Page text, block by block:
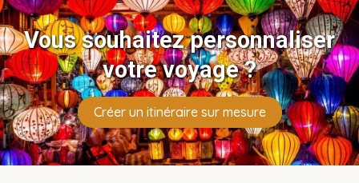
Vous souhaitez personnaliser
votre voyage ?
Créer un itinéraire sur mesure